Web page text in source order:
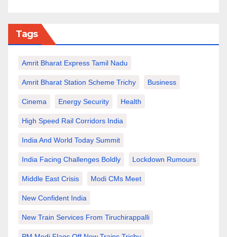
Tags
Amrit Bharat Express Tamil Nadu
Amrit Bharat Station Scheme Trichy Business
Cinema Energy Security Health
High Speed Rail Corridors India
India And World Today Summit
India Facing Challenges Boldly Lockdown Rumours
Middle East Crisis Modi CMs Meet
New Confident India
New Train Services From Tiruchirappalli